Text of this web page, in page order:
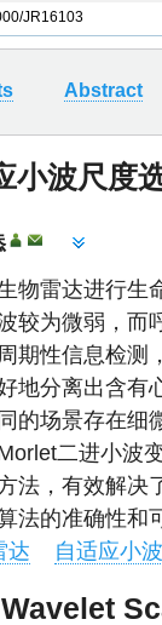
JR16103
Abstract
小波尺度
物雷达进行
较为微弱，而
期性信息检测
地分离出含有
的场景存在细
二进小波
法，有效解决
法的准确性和
达 自适应小